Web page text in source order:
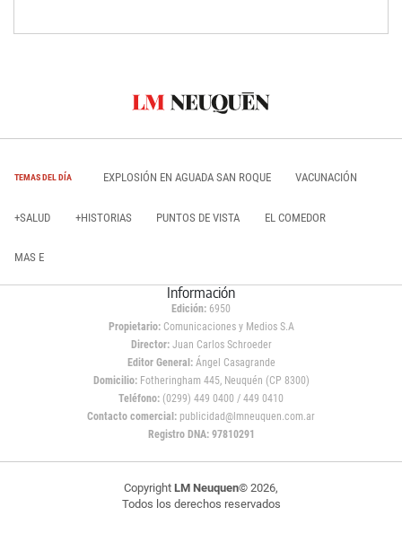
TEMAS DEL DÍA EXPLOSIÓN EN AGUADA SAN ROQUE VACUNACIÓN
+SALUD +HISTORIAS PUNTOS DE VISTA EL COMEDOR
MAS E
Información
Edición: 6950
Propietario:Comunicaciones y Medios S.A
Director: Juan Carlos Schroeder
Editor General:Ángel Casagrande
Domicilio:Fotheringham 445, Neuquén (CP 8300)
Teléfono: (0299) 449 0400 / 449 0410
Contacto comercial: publicidad@lmneuquen.com.ar
Registro DNA: 97810291
Copyright LM Neuquen© 2026,
Todos los derechos reservados